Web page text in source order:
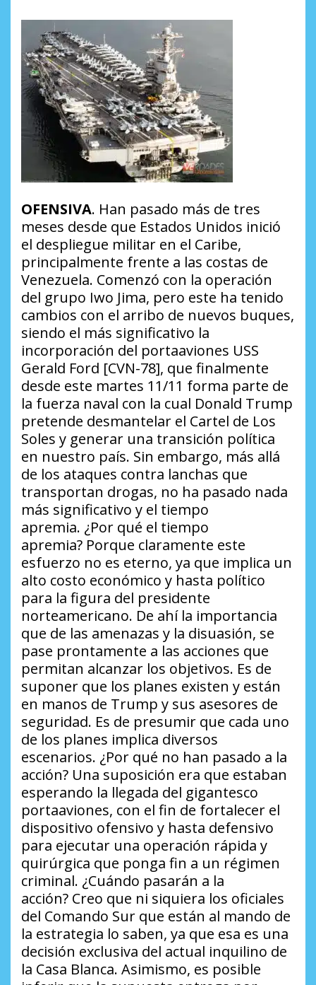
OFENSIVA. Han pasado más de tres
meses desde que Estados Unidos inició
el despliegue militar en el Caribe,
principalmente frente a las costas de
Venezuela. Comenzó con la operación
del grupo Iwo Jima, pero este ha tenido
cambios con el arribo de nuevos buques,
siendo el más significativo la
incorporación del portaaviones USS
Gerald Ford [CVN-78], que finalmente
desde este martes 11/11 forma parte de
la fuerza naval con la cual Donald Trump
pretende desmantelar el Cartel de Los
Soles y generar una transición política
en nuestro país. Sin embargo, más allá
de los ataques contra lanchas que
transportan drogas, no ha pasado nada
más significativo y el tiempo
apremia. ¿Por qué el tiempo
apremia? Porque claramente este
esfuerzo no es eterno, ya que implica un
alto costo económico y hasta político
para la figura del presidente
norteamericano. De ahí la importancia
que de las amenazas y la disuasión, se
pase prontamente a las acciones que
permitan alcanzar los objetivos. Es de
suponer que los planes existen y están
en manos de Trump y sus asesores de
seguridad. Es de presumir que cada uno
de los planes implica diversos
escenarios. ¿Por qué no han pasado a la
acción? Una suposición era que estaban
esperando la llegada del gigantesco
portaaviones, con el fin de fortalecer el
dispositivo ofensivo y hasta defensivo
para ejecutar una operación rápida y
quirúrgica que ponga fin a un régimen
criminal. ¿Cuándo pasarán a la
acción? Creo que ni siquiera los oficiales
del Comando Sur que están al mando de
la estrategia lo saben, ya que esa es una
decisión exclusiva del actual inquilino de
la Casa Blanca. Asimismo, es posible